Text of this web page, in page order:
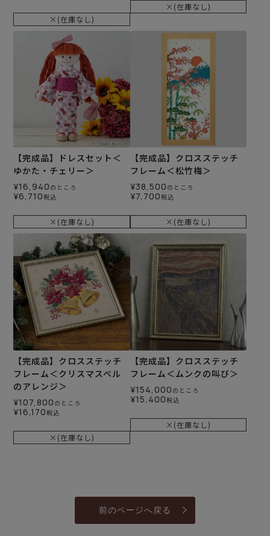
×(在庫なし)
×(在庫なし)
【完成品】ドレスセット＜
ゆかた・チェリー＞
¥16,940 のところ
¥6,710税込
×(在庫なし)
【完成品】クロスステッチ
フレーム＜松竹梅＞
¥38,500 のところ
¥7,700税込
×(在庫なし)
【完成品】クロスステッチ
フレーム＜クリスマスベル
のアレンジ＞
¥107,800 のところ
¥16,170税込
×(在庫なし)
【完成品】クロスステッチ
フレーム＜ムンクの叫び＞
¥154,000 のところ
¥15,400税込
×(在庫なし)
前のページへ戻る